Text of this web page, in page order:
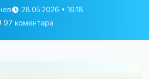
28.05.2026 • 16:18
97 коментара